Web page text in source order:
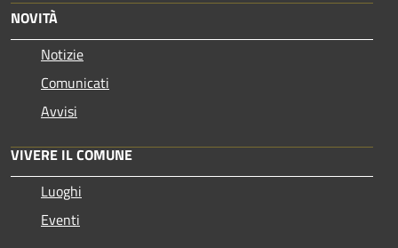
NOVITÀ
Notizie
Comunicati
Avvisi
VIVERE IL COMUNE
Luoghi
Eventi